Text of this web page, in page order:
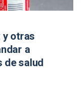
y otras
a
salud